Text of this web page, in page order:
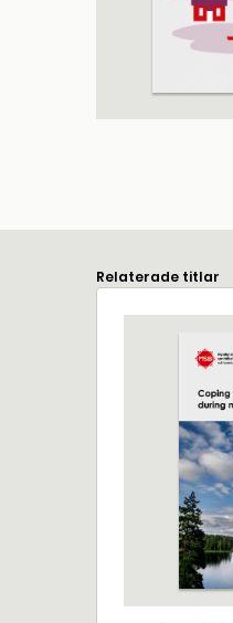
Relaterade titlar